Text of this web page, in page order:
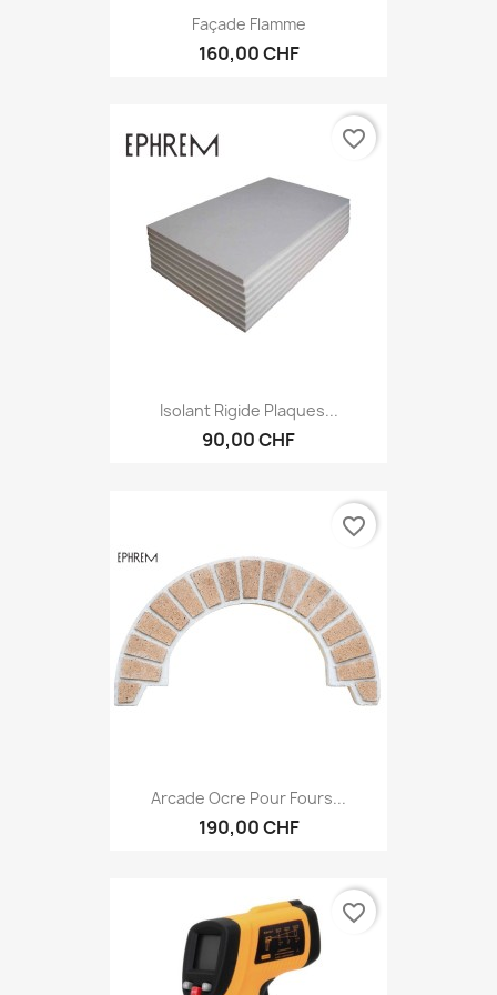
Façade Flamme
160,00 CHF
Isolant Rigide Plaques...
90,00 CHF
favorite_border
Arcade Ocre Pour Fours...
190,00 CHF
favorite_border
favorite_border